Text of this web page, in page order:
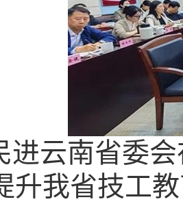
进云南省委
升我省技工